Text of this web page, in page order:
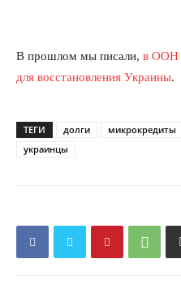
В прошлом мы писали, в ООН
для восстановления Украины.
ТЕГИ долги микрокредиты
украинцы